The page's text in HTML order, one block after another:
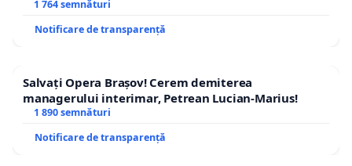
1 764 semnături
Notificare de transparență
Salvați Opera Brașov! Cerem demiterea
managerului interimar, Petrean Lucian-Marius!
1 890 semnături
Notificare de transparență